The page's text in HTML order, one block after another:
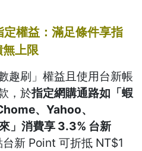
權益：滿足條件享指
上限
趣刷」權益且使用台新帳
，於指定網購通路如「蝦
、Yahoo、
」消費享 3.3% 台新
台新 Point 可折抵 NT$1